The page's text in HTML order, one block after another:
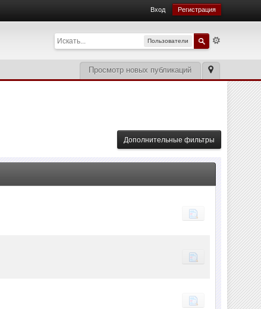
Вход Регистрация
Пользователи
Просмотр новых публикаций
Дополнительные фильтры